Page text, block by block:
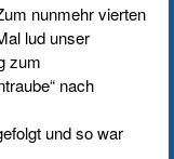
nunmehr vierten
lud unser
zum
nach
und so war